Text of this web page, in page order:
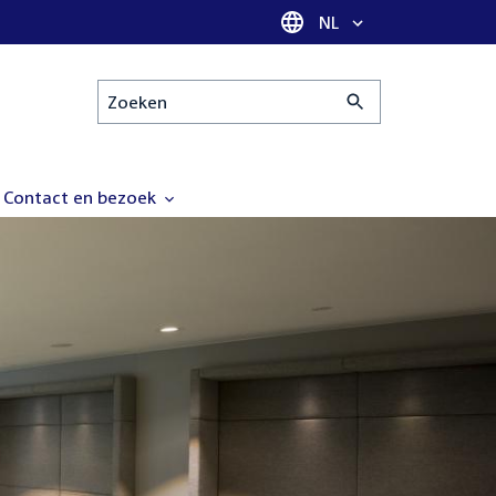
Taal selectie
NL
Zoeken
Contact en bezoek